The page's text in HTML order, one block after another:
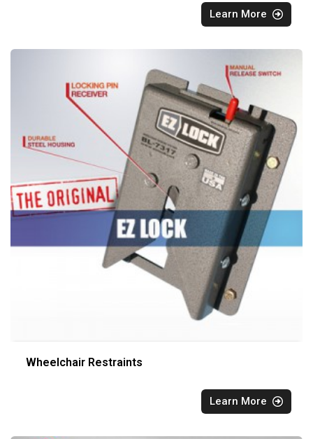
Learn More
Wheelchair Restraints
Learn More